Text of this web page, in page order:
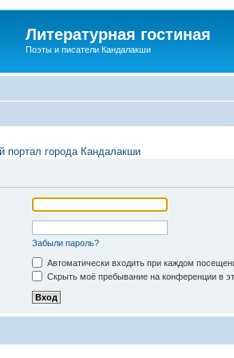
Литературная гостиная
Поэты и писатели Кандалакши
портал города Кандалакши
Забыли пароль?
Автоматически входить при каждом
Скрыть моё пребывание на конференции в